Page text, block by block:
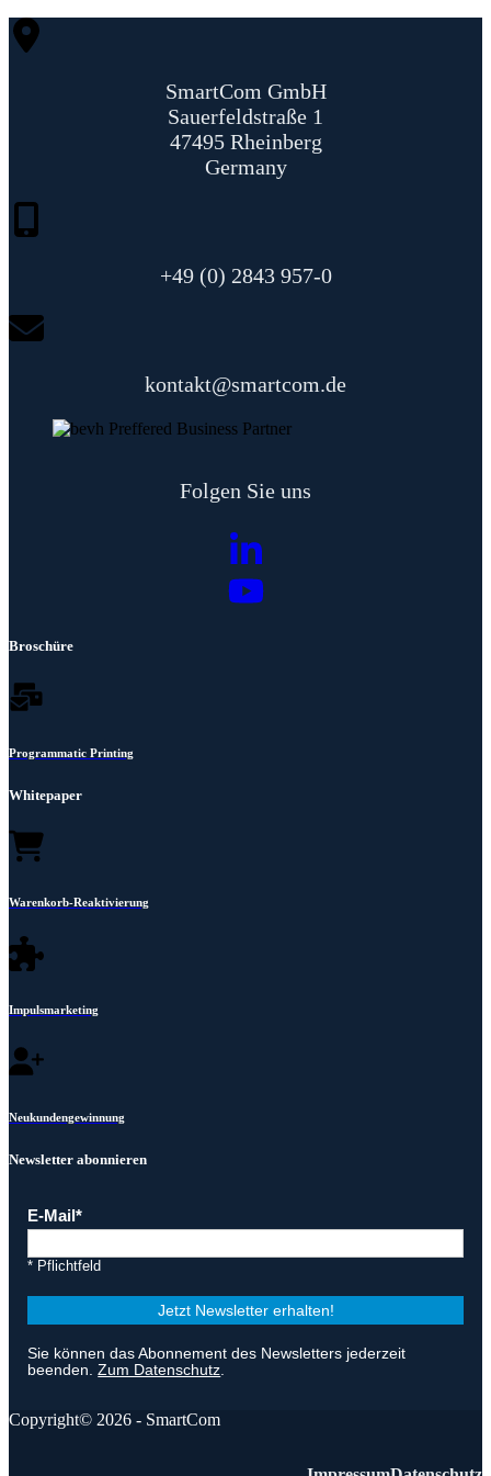
SmartCom GmbH
Sauerfeldstraße 1
47495 Rheinberg
Germany
+49 (0) 2843 957-0
kontakt@smartcom.de
Folgen Sie uns
Broschüre
Programmatic Printing
Whitepaper
Warenkorb-Reaktivierung
Impulsmarketing
Neukundengewinnung
Newsletter abonnieren
E-Mail
* Pflichtfeld
Jetzt Newsletter erhalten!
Sie können das Abonnement des Newsletters jederzeit
beenden.Zum Datenschutz
Copyright© 2026 - SmartCom